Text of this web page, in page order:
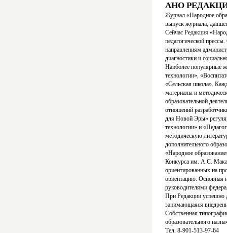
АНО
Журнал «Народное
выпуск журнала,
Сейчас Редакция
педагогической
направлениям
диагностики и
Наиболее популярные
технологии»,
«Сельская школа».
материалы и
образовательной
отношений
для Новой Эры»
технологии» и
методическую
дополнительного
«Народное
Конкурса им. А.С.
ориентированных на
ориентацию. Основная
руководителями
При Редакции успешно
занимающаяся
Собственная
образовательного
Тел. 8-901-513-97-64